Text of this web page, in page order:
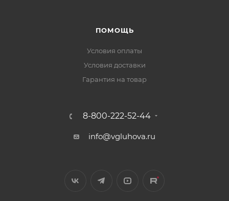
ПОМОЩЬ
Условия оплаты
Условия доставки
Гарантия на товар
8-800-222-52-44
info@vgluhova.ru